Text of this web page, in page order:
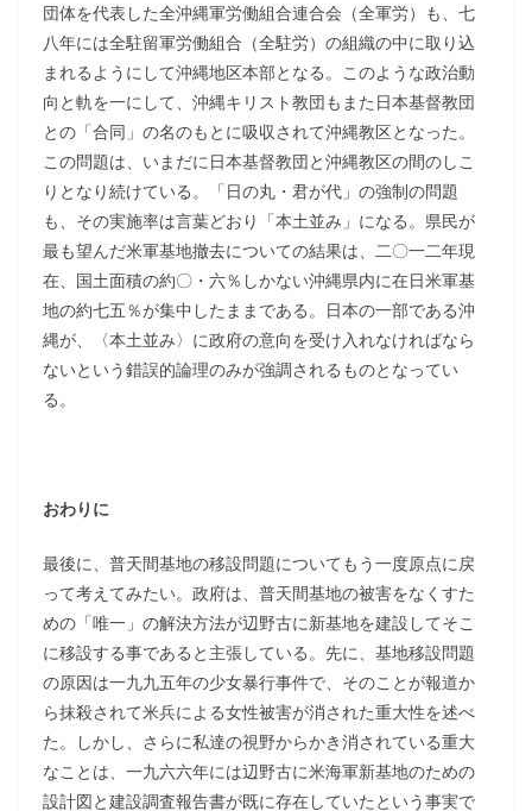
団体を代表した全沖縄軍労働組合連合会（全軍労）も、七
八年には全駐留軍労働組合（全駐労）の組織の中に取り込
まれるようにして沖縄地区本部となる。このような政治動
向と軌を一にして、沖縄キリスト教団もまた日本基督教団
との「合同」の名のもとに吸収されて沖縄教区となった。
この問題は、いまだに日本基督教団と沖縄教区の間のしこ
りとなり続けている。「日の丸・君が代」の強制の問題
も、その実施率は言葉どおり「本土並み」になる。県民が
最も望んだ米軍基地撤去についての結果は、二〇一二年現
在、国土面積の約〇・六％しかない沖縄県内に在日米軍基
地の約七五％が集中したままである。日本の一部である沖
縄が、〈本土並み〉に政府の意向を受け入れなければなら
ないという錯誤的論理のみが強調されるものとなってい
る。
おわりに
最後に、普天間基地の移設問題についてもう一度原点に戻
って考えてみたい。政府は、普天間基地の被害をなくすた
めの「唯一」の解決方法が辺野古に新基地を建設してそこ
に移設する事であると主張している。先に、基地移設問題
の原因は一九九五年の少女暴行事件で、そのことが報道か
ら抹殺されて米兵による女性被害が消された重大性を述べ
た。しかし、さらに私達の視野からかき消されている重大
なことは、一九六六年には辺野古に米海軍新基地のための
設計図と建設調査報告書が既に存在していたという事実で